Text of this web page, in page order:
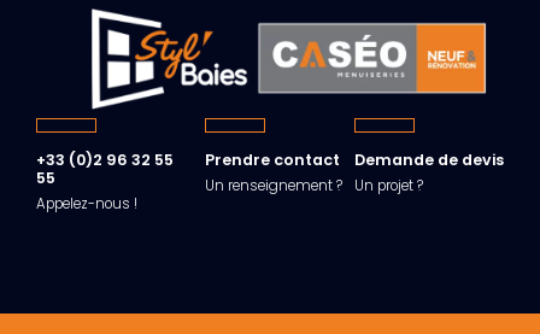
+33 (0)2 96 32 55
55
Appelez-nous !
Prendre contact
Un renseignement ?
Demande de devis
Un projet ?